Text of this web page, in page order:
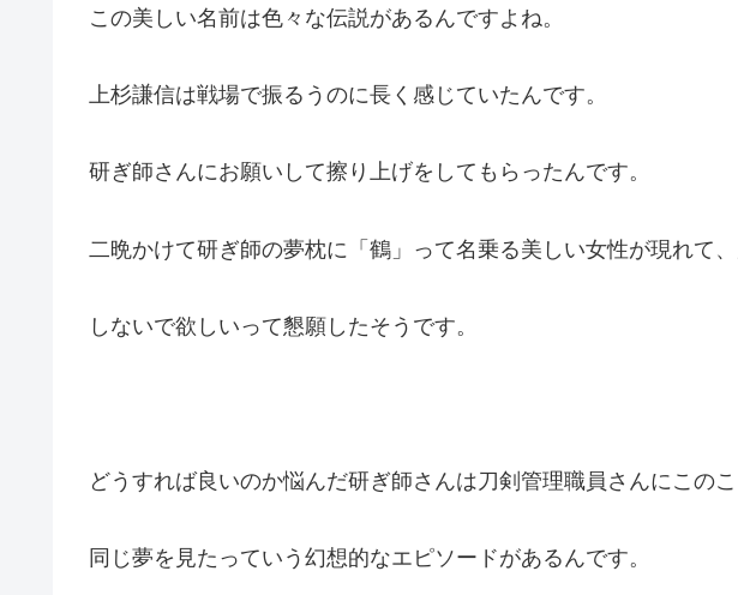
この美しい名前は色々な伝説があるんですよね。
上杉謙信は戦場で振るうのに長く感じていたんです。
研ぎ師さんにお願いして擦り上げをしてもらったんです。
二晩かけて研ぎ師の夢枕に「鶴」って名乗る美しい女性が現れて
しないで欲しいって懇願したそうです。
どうすれば良いのか悩んだ研ぎ師さんは刀剣管理職員さんにこのこ
同じ夢を見たっていう幻想的なエピソードがあるんです。